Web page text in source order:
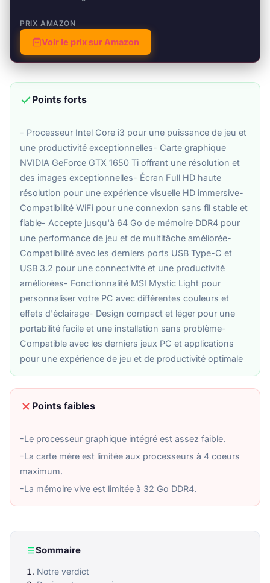
PRIX AMAZON
Voir le prix sur Amazon
Points forts
- Processeur Intel Core i3 pour une puissance de jeu et
une productivité exceptionnelles- Carte graphique
NVIDIA GeForce GTX 1650 Ti offrant une résolution et
des images exceptionnelles- Écran Full HD haute
résolution pour une expérience visuelle HD immersive-
Compatibilité WiFi pour une connexion sans fil stable et
fiable- Accepte jusqu'à 64 Go de mémoire DDR4 pour
une performance de jeu et de multitâche améliorée-
Compatibilité avec les derniers ports USB Type-C et
USB 3.2 pour une connectivité et une productivité
améliorées- Fonctionnalité MSI Mystic Light pour
personnaliser votre PC avec différentes couleurs et
effets d'éclairage- Design compact et léger pour une
portabilité facile et une installation sans problème-
Compatible avec les derniers jeux PC et applications
pour une expérience de jeu et de productivité optimale
Points faibles
-Le processeur graphique intégré est assez faible.
-La carte mère est limitée aux processeurs à 4 coeurs
maximum.
-La mémoire vive est limitée à 32 Go DDR4.
Sommaire
Notre verdict